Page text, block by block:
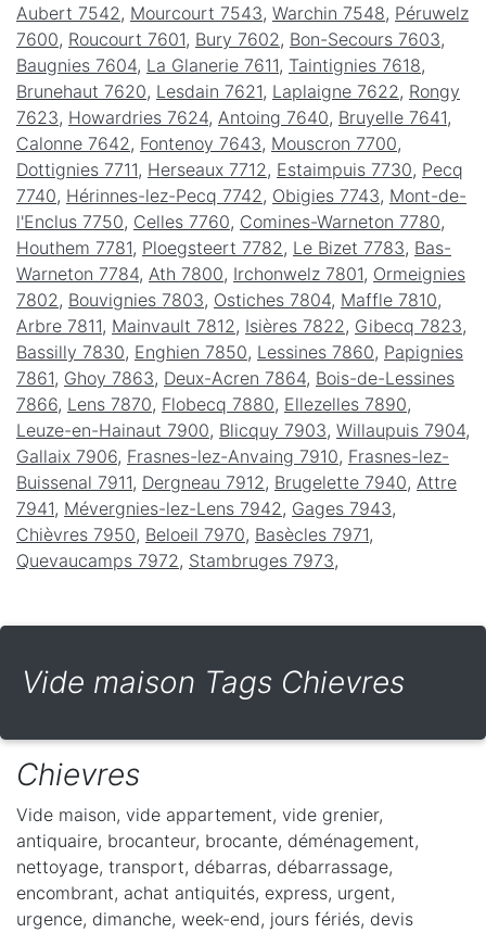
Aubert 7542 , Mourcourt 7543, Warchin 7548, Péruwelz
7600, Roucourt 7601, Bury 7602 , Bon-Secours 7603,
Baugnies 7604, La Glanerie 7611, Taintignies 7618,
Brunehaut 7620, Lesdain 7621, Laplaigne 7622 , Rongy
7623, Howardries 7624, Antoing 7640, Bruyelle 7641,
Calonne 7642 , Fontenoy 7643, Mouscron 7700,
Dottignies 7711, Herseaux 7712 , Estaimpuis 7730, Pecq
7740, Hérinnes-lez-Pecq 7742 , Obigies 7743, Mont-de-
l'Enclus 7750, Celles 7760, Comines-Warneton 7780,
Houthem 7781, Ploegsteert 7782 , Le Bizet 7783, Bas-
Warneton 7784, Ath 7800, Irchonwelz 7801, Ormeignies
7802 , Bouvignies 7803, Ostiches 7804, Maffle 7810,
Arbre 7811, Mainvault 7812 , Isières 7822 , Gibecq 7823,
Bassilly 7830, Enghien 7850, Lessines 7860, Papignies
7861, Ghoy 7863, Deux-Acren 7864, Bois-de-Lessines
7866, Lens 7870, Flobecq 7880, Ellezelles 7890,
Leuze-en-Hainaut 7900, Blicquy 7903, Willaupuis 7904,
Gallaix 7906, Frasnes-lez-Anvaing 7910, Frasnes-lez-
Buissenal 7911, Dergneau 7912 , Brugelette 7940, Attre
7941, Mévergnies-lez-Lens 7942 , Gages 7943,
Chièvres 7950, Beloeil 7970, Basècles 7971,
Quevaucamps 7972 , Stambruges 7973,
Vide maison Tags Chievres
Chievres
Vide maison, vide appartement, vide grenier,
antiquaire, brocanteur, brocante, déménagement,
nettoyage, transport, débarras, débarrassage,
encombrant, achat antiquités, express, urgent,
urgence, dimanche, week-end, jours fériés, devis